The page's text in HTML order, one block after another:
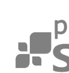
content